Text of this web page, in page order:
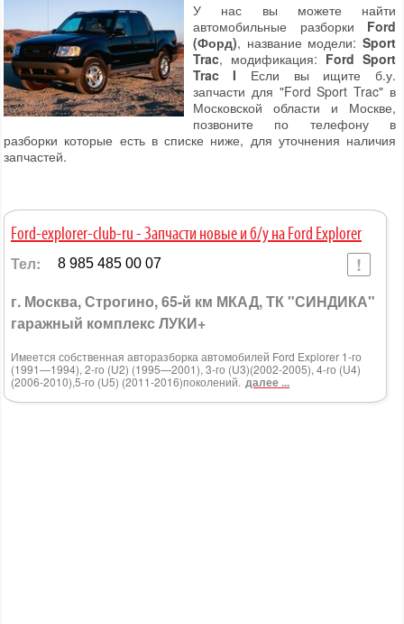
У нас вы можете найти
автомобильные разборки Ford
(Форд), название модели: Sport
Trac, модификация: Ford Sport
Trac I Если вы ищите б.у.
запчасти для "Ford Sport Trac" в
Московской области и Москве,
позвоните по телефону в
разборки которые есть в списке ниже, для уточнения наличия
запчастей.
Ford-explorer-club-ru - Запчасти новые и б/у на Ford Explorer
Тел: 8 985 485 00 07
г. Москва, Строгино, 65-й км МКАД, ТК "СИНДИКА"
гаражный комплекс ЛУКИ+
Имеется собственная авторазборка автомобилей Ford Explorer 1-го
(1991—1994), 2-го (U2) (1995—2001), 3-го (U3)(2002-2005), 4-го (U4)
(2006-2010),5-го (U5) (2011-2016)поколений. далее ...